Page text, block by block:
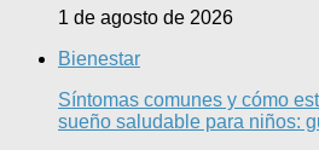
1 de agosto de 2026
Bienestar
Síntomas comunes y cómo
sueño saludable para niños: